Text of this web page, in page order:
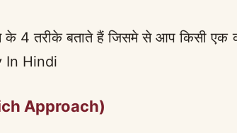
के 4 तरीके बताते हैं जिसमे से आप किसी
In Hindi
Approach)